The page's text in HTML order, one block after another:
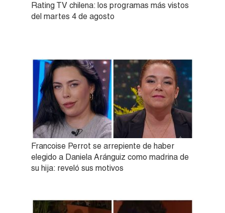
Rating TV chilena: los programas más vistos
del martes 4 de agosto
Francoise Perrot se arrepiente de haber
elegido a Daniela Aránguiz como madrina de
su hija: reveló sus motivos